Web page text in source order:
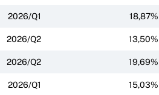
2026/Q1 18,87%
2026/Q2 13,50%
2026/Q2 19,69%
2026/Q1 15,03%